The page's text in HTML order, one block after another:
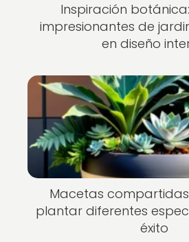
Inspiración
impresionantes de
en diseño
Macetas
plantar diferentes
éxito